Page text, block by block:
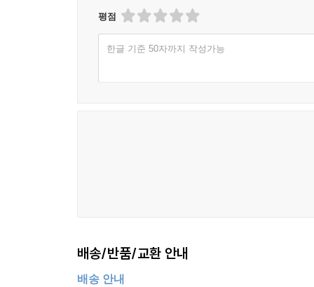
긴장이 형성되는 서사 구조
갈등의 확대와 축소 과정
긴장 유지와 사건 전개
이야기의 시작이 형성되는 방식
상황 형성과 사건 도입
평점
한글 기준 50자까지 작성가능
배송/반품/교환 안내
배송 안내